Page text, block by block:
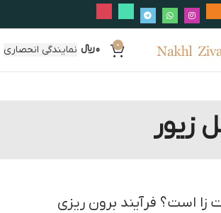
0
0﷼ نمایندگی انحصاری
زیور
زا است؟ فرآيند برون ريزي